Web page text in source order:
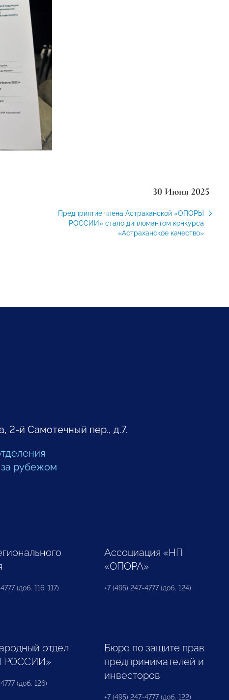
30 Июня 2025
Предприятие члена Астраханской «ОПОРЫ
РОССИИ» стало дипломантом конкурса
«Астраханское качество»
2-й Самотечный пер., д.7.
рубежом
(доб. 116, 117)
Ассоциация «НП
«ОПОРА»
+7 (495) 247-4777 (доб. 124)
отдел
РОССИИ»
(доб. 126)
Бюро по защите прав
предпринимателей и
инвесторов
+7 (495) 247-4777 (доб. 122)